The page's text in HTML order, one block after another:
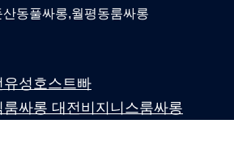
동풀싸롱,월평동룸싸롱
성호스트빠
싸롱 대전비지니스룸싸롱